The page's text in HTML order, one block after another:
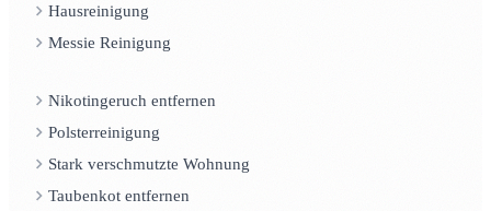
Hausreinigung
Messie Reinigung
Nikotingeruch entfernen
Polsterreinigung
Stark verschmutzte Wohnung
Taubenkot entfernen